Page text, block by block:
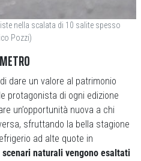
nella scalata di 10 salite spesso
Pozzi)
dare un valore al patrimonio
protagonista di ogni edizione
un’opportunità nuova a chi
sfruttando la bella stagione
ad alte quote in
scenari naturali vengono esaltati